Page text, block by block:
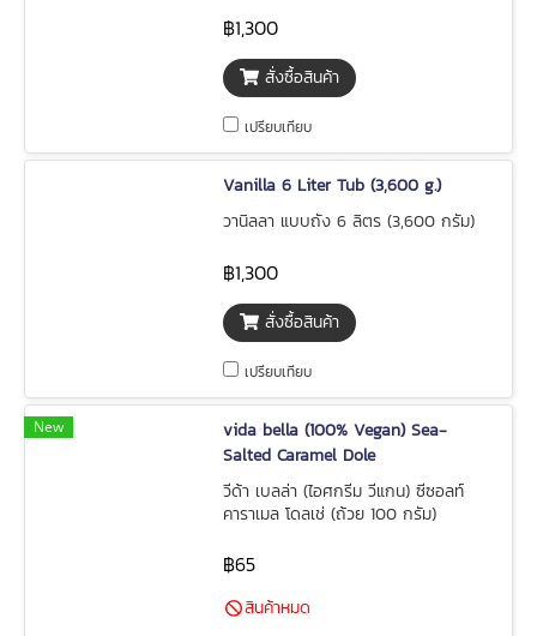
฿1,300
สั่งซื้อสินค้า
เปรียบเทียบ
Vanilla 6 Liter Tub (3,600 g.)
วานิลลา แบบถัง 6 ลิตร (3,600 กรัม)
฿1,300
สั่งซื้อสินค้า
เปรียบเทียบ
New
vida bella (100% Vegan) Sea-
Salted Caramel Dole
วีด้า เบลล่า (ไอศกรีม วีแกน) ซีซอลท์
คาราเมล โดลเช่ (ถ้วย 100 กรัม)
฿65
สินค้าหมด